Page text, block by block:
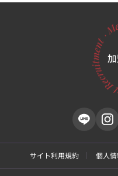
サイト利用規約 個人